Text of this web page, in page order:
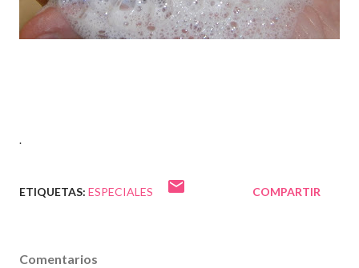
.
ETIQUETAS: ESPECIALES COMPARTIR
Comentarios